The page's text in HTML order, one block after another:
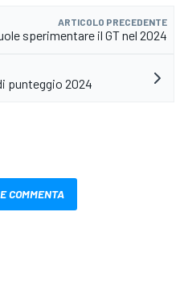
ARTICOLO PRECEDENTE
sperimentare il GT nel 2024
punteggio 2024
COMMENTA